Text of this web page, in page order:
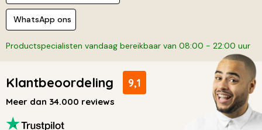
WhatsApp ons
Productspecialisten vandaag bereikbaar van 08:00 - 22:00 uur
Klantbeoordeling 9,1
Meer dan 34.000 reviews